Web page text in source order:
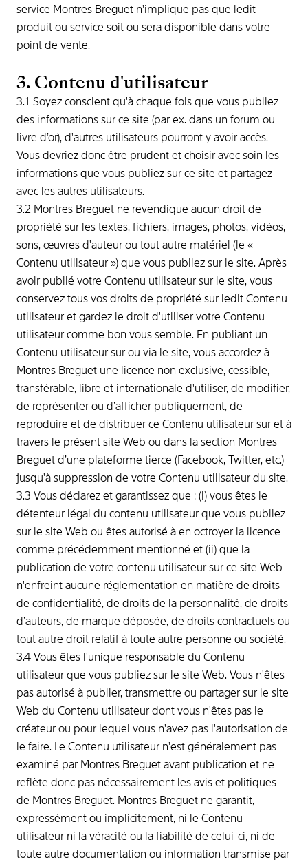
service Montres Breguet n'implique pas que ledit
produit ou service soit ou sera disponible dans votre
point de vente.
3. Contenu d'utilisateur
3.1 Soyez conscient qu'à chaque fois que vous publiez
des informations sur ce site (par ex. dans un forum ou
livre d’or), d'autres utilisateurs pourront y avoir accès.
Vous devriez donc être prudent et choisir avec soin les
informations que vous publiez sur ce site et partagez
avec les autres utilisateurs.
3.2 Montres Breguet ne revendique aucun droit de
propriété sur les textes, fichiers, images, photos, vidéos,
sons, œuvres d'auteur ou tout autre matériel (le «
Contenu utilisateur ») que vous publiez sur le site. Après
avoir publié votre Contenu utilisateur sur le site, vous
conservez tous vos droits de propriété sur ledit Contenu
utilisateur et gardez le droit d'utiliser votre Contenu
utilisateur comme bon vous semble. En publiant un
Contenu utilisateur sur ou via le site, vous accordez à
Montres Breguet une licence non exclusive, cessible,
transférable, libre et internationale d'utiliser, de modifier,
de représenter ou d’afficher publiquement, de
reproduire et de distribuer ce Contenu utilisateur sur et à
travers le présent site Web ou dans la section Montres
Breguet d’une plateforme tierce (Facebook, Twitter, etc.)
jusqu'à suppression de votre Contenu utilisateur du site.
3.3 Vous déclarez et garantissez que : (i) vous êtes le
détenteur légal du contenu utilisateur que vous publiez
sur le site Web ou êtes autorisé à en octroyer la licence
comme précédemment mentionné et (ii) que la
publication de votre contenu utilisateur sur ce site Web
n'enfreint aucune réglementation en matière de droits
de confidentialité, de droits de la personnalité, de droits
d’auteurs, de marque déposée, de droits contractuels ou
tout autre droit relatif à toute autre personne ou société.
3.4 Vous êtes l'unique responsable du Contenu
utilisateur que vous publiez sur le site Web. Vous n'êtes
pas autorisé à publier, transmettre ou partager sur le site
Web du Contenu utilisateur dont vous n'êtes pas le
créateur ou pour lequel vous n'avez pas l'autorisation de
le faire. Le Contenu utilisateur n'est généralement pas
examiné par Montres Breguet avant publication et ne
reflète donc pas nécessairement les avis et politiques
de Montres Breguet. Montres Breguet ne garantit,
expressément ou implicitement, ni le Contenu
utilisateur ni la véracité ou la fiabilité de celui-ci, ni de
toute autre documentation ou information transmise par